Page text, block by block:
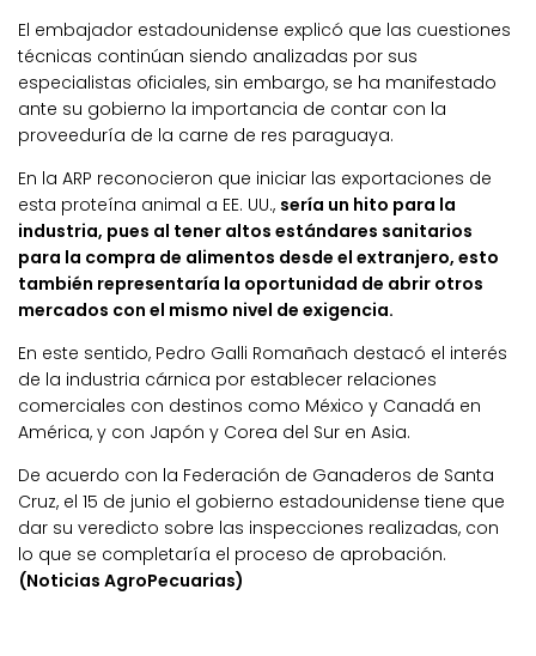
El embajador estadounidense explicó que las cuestiones
técnicas continúan siendo analizadas por sus
especialistas oficiales, sin embargo, se ha manifestado
ante su gobierno la importancia de contar con la
proveeduría de la carne de res paraguaya.
En la ARP reconocieron que iniciar las exportaciones de
esta proteína animal a EE. UU., sería un hito para la
industria, pues al tener altos estándares sanitarios
para la compra de alimentos desde el extranjero, esto
también representaría la oportunidad de abrir otros
mercados con el mismo nivel de exigencia.
En este sentido, Pedro Galli Romañach destacó el interés
de la industria cárnica por establecer relaciones
comerciales con destinos como México y Canadá en
América, y con Japón y Corea del Sur en Asia.
De acuerdo con la Federación de Ganaderos de Santa
Cruz, el 15 de junio el gobierno estadounidense tiene que
dar su veredicto sobre las inspecciones realizadas, con
lo que se completaría el proceso de aprobación.
(Noticias AgroPecuarias)